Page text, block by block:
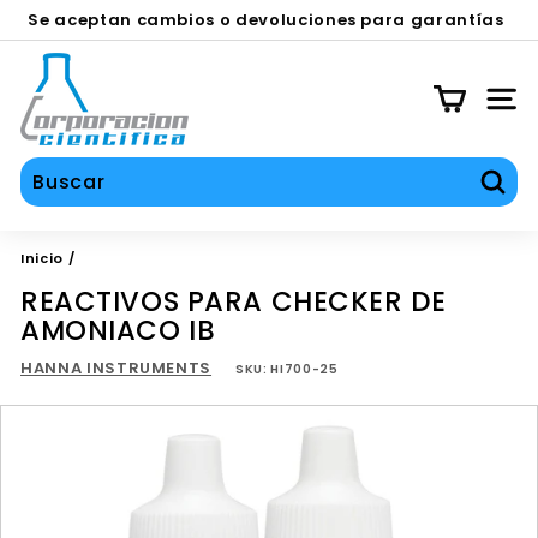
directamente
contenido
diapositivas
SERVICIOS TÉCNICO, CALIBRACIÓN Y REPARACIÓN
Se aceptan cambios o devoluciones para garantías
en equipos contra defecto de fábrica durante los
C
O
C
I
S
Inicio /
REACTIVOS PARA CHECKER DE
AMONIACO IB
HANNA INSTRUMENTS SKU:HI700-25